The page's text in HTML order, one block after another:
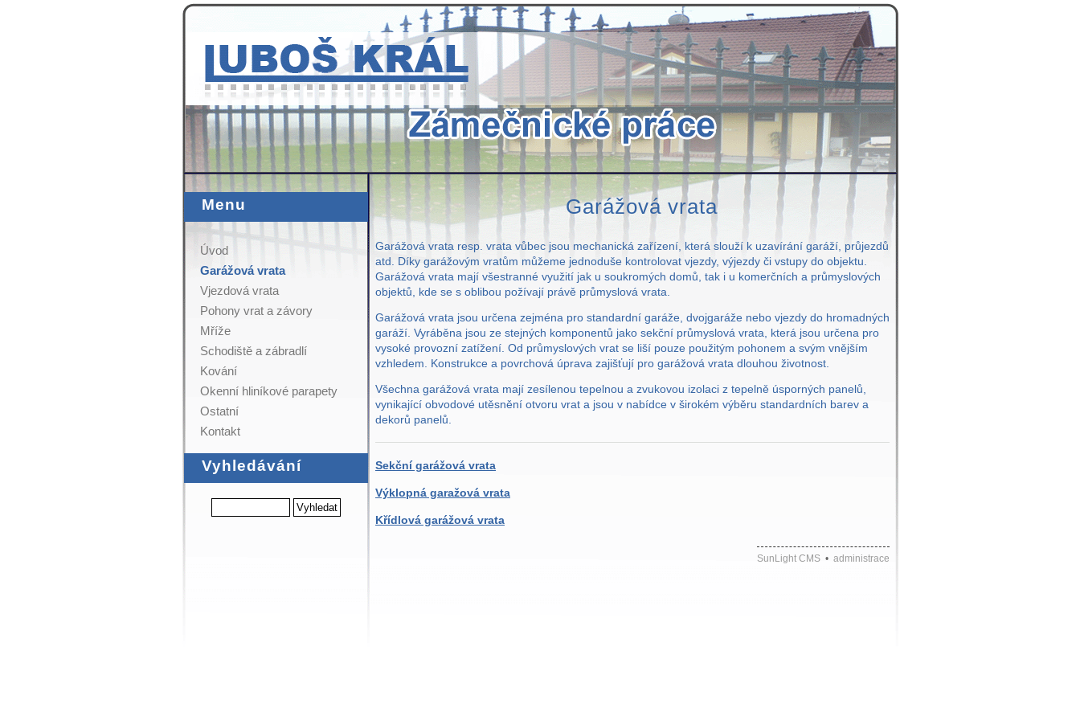
Garážová vrata
Garážová vrata resp. vrata vůbec jsou mechanická zařízení, která slouží k uzavírání garáží, průjezdů
atd. Díky garážovým vratům můžeme jednoduše kontrolovat vjezdy, výjezdy či vstupy do objektu.
Garážová vrata mají všestranné využití jak u soukromých domů, tak i u komerčních a průmyslových
objektů, kde se s oblibou požívají právě průmyslová vrata.
Garážová vrata jsou určena zejména pro standardní garáže, dvojgaráže nebo vjezdy do hromadných
garáží. Vyráběna jsou ze stejných komponentů jako sekční průmyslová vrata, která jsou určena pro
vysoké provozní zatížení. Od průmyslových vrat se liší pouze použitým pohonem a svým vnějším
vzhledem. Konstrukce a povrchová úprava zajišťují pro garážová vrata dlouhou životnost.
Všechna garážová vrata mají zesílenou tepelnou a zvukovou izolaci z tepelně úsporných panelů,
vynikající obvodové utěsnění otvoru vrat a jsou v nabídce v širokém výběru standardních barev a
dekorů panelů.
Sekční garážová vrata
Výklopná garažová vrata
Křídlová garážová vrata
SunLight CMS • administrace
Menu
Úvod
Garážová vrata
Vjezdová vrata
Pohony vrat a závory
Mříže
Schodiště a zábradlí
Kování
Okenní hliníkové parapety
Ostatní
Kontakt
Vyhledávání